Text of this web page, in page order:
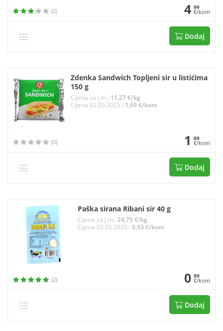
(2) 4 99
€/kom
Dodaj
Zdenka Sandwich Topljeni sir u listićima
150 g
Cijena za j.m.: 11,27 €/kg
Cijena 02.05.2025.: 1,69 €/kom
(0) 1 69
€/kom
Dodaj
Paška sirana Ribani sir 40 g
Cijena za j.m.: 24,75 €/kg
Cijena 02.05.2025.: 0,93 €/kom
(2) 0 99
€/kom
Dodaj